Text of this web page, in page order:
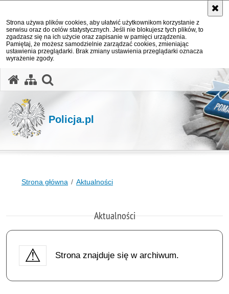
Strona używa plików cookies, aby ułatwić użytkownikom korzystanie z
serwisu oraz do celów statystycznych. Jeśli nie blokujesz tych plików, to
zgadzasz się na ich użycie oraz zapisanie w pamięci urządzenia.
Pamiętaj, że możesz samodzielnie zarządzać cookies, zmieniając
ustawienia przeglądarki. Brak zmiany ustawienia przeglądarki oznacza
wyrażenie zgody.
Policja.pl
Strona główna Aktualności
Aktualności
Strona znajduje się w archiwum.